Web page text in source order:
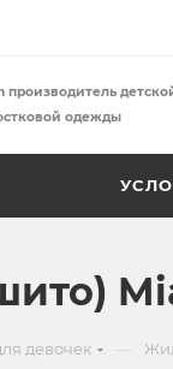
производитель
одежды
девочек